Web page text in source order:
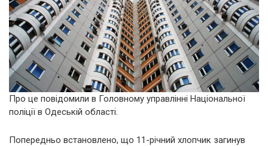
Про це повідомили в Головному управлінні Національної
поліції в Одеській області.
Попередньо встановлено, що 11-річний хлопчик загинув